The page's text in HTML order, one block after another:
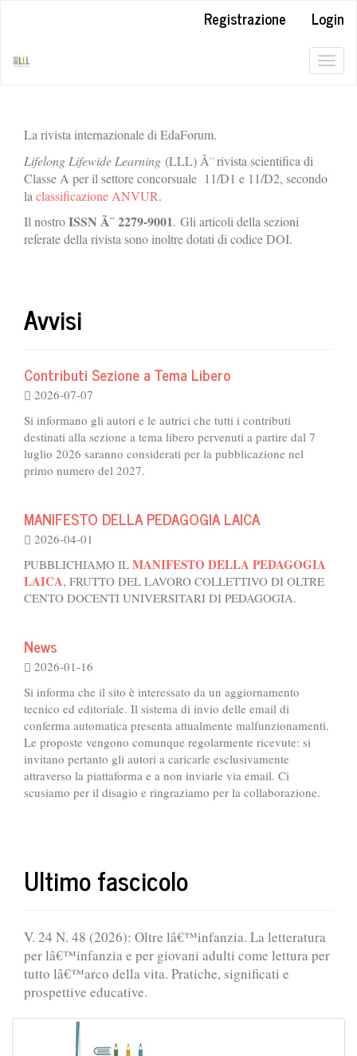
Registrazione
Login
La rivista internazionale di EdaForum.
Lifelong Lifewide Learning (LLL) Ã¨ rivista scientifica di
Classe A per il settore concorsuale 11/D1 e 11/D2, secondo
la classificazione ANVUR.
Il nostroISSN Ã¨2279-9001. Gli articoli della sezioni
referate della rivista sono inoltre dotati di codice DOI.
Avvisi
Contributi Sezione a Tema Libero
2026-07-07
Si informano gli autori e le autrici che tutti i contributi
destinati alla sezione a tema libero pervenuti a partire dal 7
luglio 2026 saranno considerati per la pubblicazione nel
primo numero del 2027.
MANIFESTO DELLA PEDAGOGIA LAICA
2026-04-01
PUBBLICHIAMO IL MANIFESTO DELLA PEDAGOGIA
LAICA, FRUTTO DEL LAVORO COLLETTIVO DI OLTRE
CENTO DOCENTI UNIVERSITARI DI PEDAGOGIA.
News
2026-01-16
Si informa che il sito è interessato da un aggiornamento
tecnico ed editoriale. Il sistema di invio delle email di
conferma automatica presenta attualmente malfunzionamenti.
Le proposte vengono comunque regolarmente ricevute: si
invitano pertanto gli autori a caricarle esclusivamente
attraverso la piattaforma e a non inviarle via email. Ci
scusiamo per il disagio e ringraziamo per la collaborazione.
Ultimo fascicolo
V. 24 N. 48 (2026): Oltre lâ€™infanzia. La letteratura
per lâ€™infanzia e per giovani adulti come lettura per
tutto lâ€™arco della vita. Pratiche, significati e
prospettive educative.